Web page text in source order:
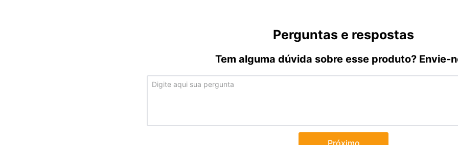
Perguntas e respostas
Tem alguma dúvida sobre esse produto? Envie-
Próximo